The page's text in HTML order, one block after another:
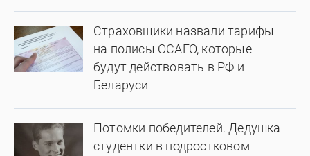
Страховщики назвали тарифы
на полисы ОСАГО, которые
будут действовать в РФ и
Беларуси
Потомки победителей. Дедушка
студентки в подростковом